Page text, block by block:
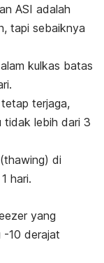
ASI adalah
tapi sebaiknya
kulkas batas
terjaga,
tidak lebih dari 3
(thawing) di
hari.
yang
-10 derajat